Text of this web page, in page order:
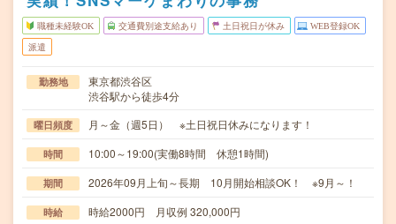
職種未経験OK 交通費別途支給あり 土日祝日が休み WEB登録OK
派遣
勤務地
東京都渋谷区
渋谷駅から徒歩4分
曜日頻度 月～金（週5日） ※土日祝日休みになります！
時間 10:00～19:00(実働8時間 休憩1時間)
期間 2026年09月上旬～長期 10月開始相談OK！ ※9月～！
時給 時給2000円 月収例 320,000円